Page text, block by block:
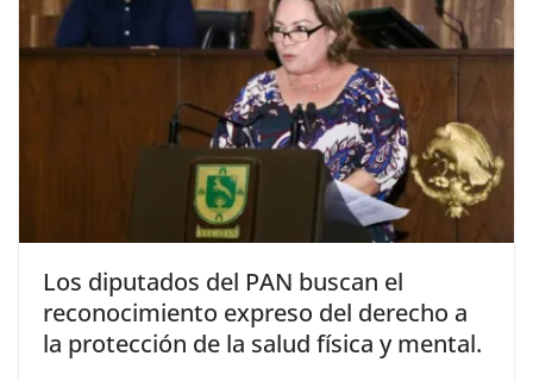
Los diputados del PAN buscan el
reconocimiento expreso del derecho a
la protección de la salud física y mental.